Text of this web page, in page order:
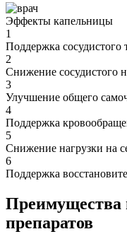
Эффекты капельницы
1
Поддержка сосудистого
2
Снижение сосудистого
3
Улучшение общего
4
Поддержка
5
Снижение нагрузки на
6
Поддержка
Преимущества
препаратов